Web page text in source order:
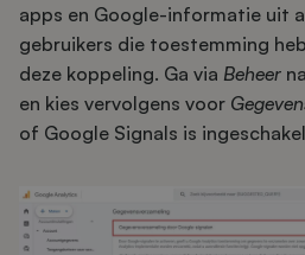
apps en Google-informatie uit
gebruikers die toestemming
deze koppeling. Ga via Beheer
en kies vervolgens voor
of Google Signals is